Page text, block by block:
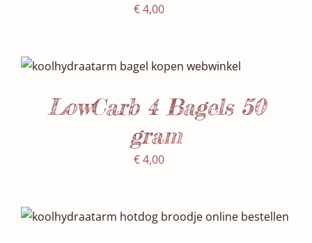
€4,00
Waardering
uit 5
SELECTEER DATUM(S) /
LowCarb 4 Bagels 50
gram
€4,00
Waardering
5.00uit 5
SELECTEER DATUM(S)
/